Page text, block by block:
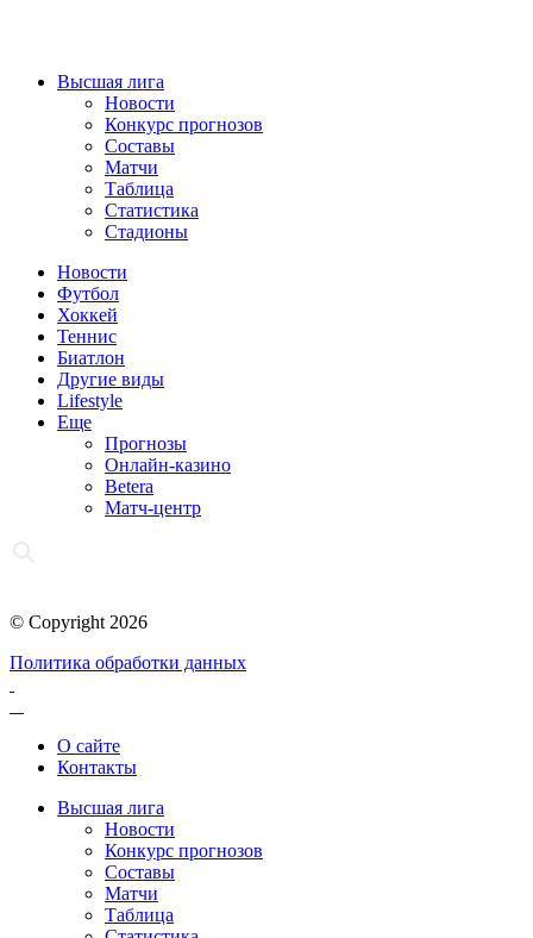
Высшая лига
Новости
Конкурс прогнозов
Составы
Матчи
Таблица
Статистика
Стадионы
Новости
Футбол
Хоккей
Теннис
Биатлон
Другие виды
Lifestyle
Еще
Прогнозы
Онлайн-казино
Betera
Матч-центр
© Copyright 2026
Политика обработки данных
О сайте
Контакты
Высшая лига
Новости
Конкурс прогнозов
Составы
Матчи
Таблица